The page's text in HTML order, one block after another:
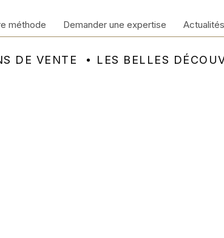
DE VENTE LES BELLES
méthode Demander une expertise Actualités